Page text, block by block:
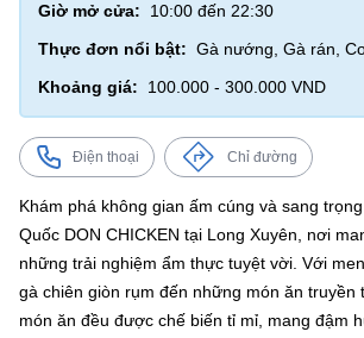
Giờ mở cửa:
10:00 đến 22:30
Thực đơn nổi bật: Gà nướng, Gà rán,
Khoảng giá:
100.000 - 300.000 VND
Điện thoại Chỉ đường
Khám phá không gian ấm cúng và sang
Quốc DON CHICKEN tại Long Xuyên, nơi
những trải nghiệm ẩm thực tuyệt vời. Với
gà chiên giòn rụm đến những món ăn truyền
món ăn đều được chế biến tỉ mỉ, mang đậm